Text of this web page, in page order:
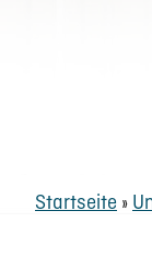
Startseite »